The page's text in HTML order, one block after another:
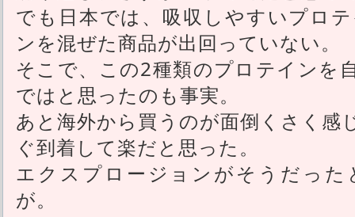
でも日本では、吸収しやすいプロ
ンを混ぜた商品が出回っていない。
そこで、この2種類のプロテインを
ではと思ったのも事実。
あと海外から買うのが面倒くさく感
ぐ到着して楽だと思った。
エクスプロージョンがそうだっ
が。